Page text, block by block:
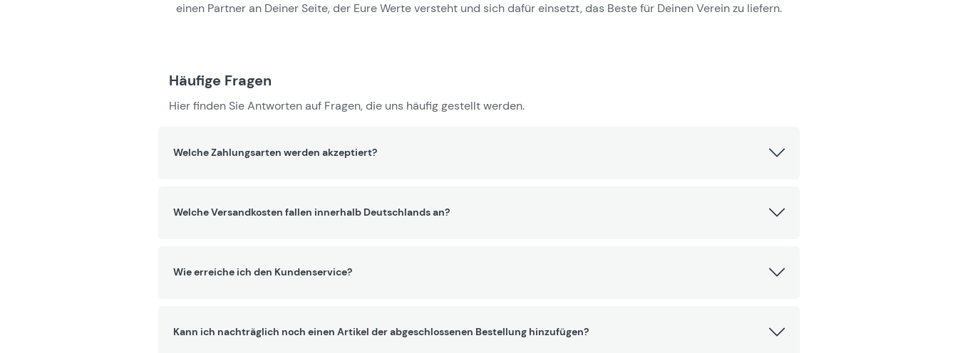
einen Partner an Deiner Seite, der Eure Werte versteht und sich dafür einsetzt, das Beste für Deinen Verein zu liefern.
Häufige Fragen
Hier finden Sie Antworten auf Fragen, die uns häufig gestellt werden.
Welche Zahlungsarten werden akzeptiert?
Welche Versandkosten fallen innerhalb Deutschlands an?
Wie erreiche ich den Kundenservice?
Kann ich nachträglich noch einen Artikel der abgeschlossenen Bestellung hinzufügen?